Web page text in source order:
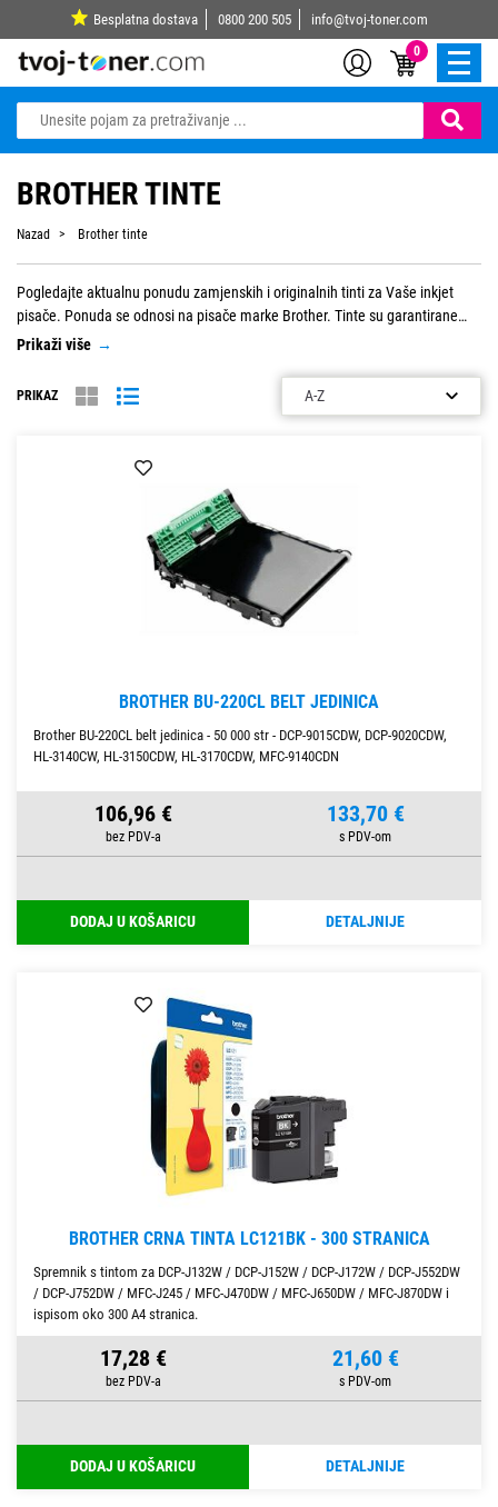
Besplatna dostava 0800 200 505 info@tvoj-toner.com
0
BROTHER TINTE
Nazad Brother tinte
Pogledajte aktualnu ponudu zamjenskih i originalnih tinti za Vaše inkjet
pisače. Ponuda se odnosi na pisače marke Brother. Tinte su garantirane
kvalitete, te dostupne po najpristupačnijim cijenama.
Prikaži više →
PRIKAZ
BROTHER BU-220CL BELT JEDINICA
Brother BU-220CL belt jedinica - 50 000 str - DCP-9015CDW, DCP-9020CDW,
HL-3140CW, HL-3150CDW, HL-3170CDW, MFC-9140CDN
106,96 € 133,70 €
DODAJ U KOŠARICU DETALJNIJE
BROTHER CRNA TINTA LC121BK - 300 STRANICA
Spremnik s tintom za DCP-J132W / DCP-J152W / DCP-J172W / DCP-J552DW
/ DCP-J752DW / MFC-J245 / MFC-J470DW / MFC-J650DW / MFC-J870DW i
ispisom oko 300 A4 stranica.
17,28 € 21,60 €
DODAJ U KOŠARICU DETALJNIJE